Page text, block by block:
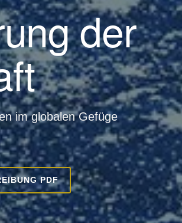
der
im globalen Gefüge
PDF